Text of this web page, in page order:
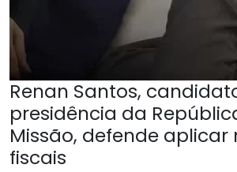
Renan Santos,
presidência da
Missão, defende aplicar
fiscais